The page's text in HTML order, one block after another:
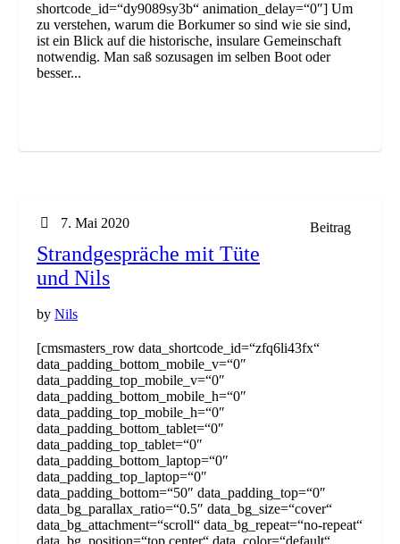
shortcode_id=“dy9089sy3b“ animation_delay=“0″] Um
zu verstehen, warum die Borkumer so sind wie sie sind,
ist ein Blick auf die historische, insulare Gemeinschaft
notwendig. Man saß sozusagen im selben Boot oder
besser...
Beitrag
7. Mai 2020
Strandgespräche mit Tüte
und Nils
by Nils
[cmsmasters_row data_shortcode_id=“zfq6li43fx“
data_padding_bottom_mobile_v=“0″
data_padding_top_mobile_v=“0″
data_padding_bottom_mobile_h=“0″
data_padding_top_mobile_h=“0″
data_padding_bottom_tablet=“0″
data_padding_top_tablet=“0″
data_padding_bottom_laptop=“0″
data_padding_top_laptop=“0″
data_padding_bottom=“50″ data_padding_top=“0″
data_bg_parallax_ratio=“0.5″ data_bg_size=“cover“
data_bg_attachment=“scroll“ data_bg_repeat=“no-repeat“